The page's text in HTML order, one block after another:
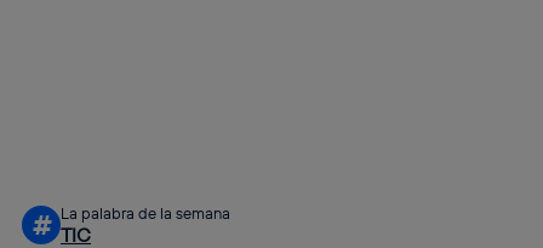
# La palabra de la semana
TIC